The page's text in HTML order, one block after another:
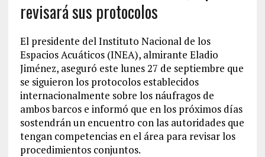
revisará sus protocolos
El presidente del Instituto Nacional de los
Espacios Acuáticos (INEA), almirante Eladio
Jiménez, aseguró este lunes 27 de septiembre que
se siguieron los protocolos establecidos
internacionalmente sobre los náufragos de
ambos barcos e informó que en los próximos días
sostendrán un encuentro con las autoridades que
tengan competencias en el área para revisar los
procedimientos conjuntos.